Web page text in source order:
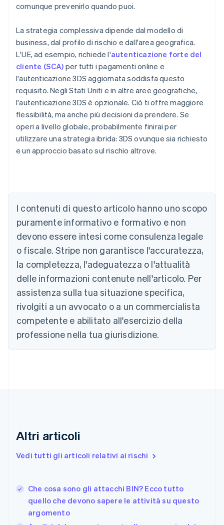
comunque prevenirlo quando puoi.
La strategia complessiva dipende dal modello di
business, dal profilo di rischio e dall'area geografica.
L'UE, ad esempio, richiede l'autenticazione forte del
cliente (SCA) per tutti i pagamenti online e
l'autenticazione 3DS aggiornata soddisfa questo
requisito. Negli Stati Uniti e in altre aree geografiche,
l'autenticazione 3DS è opzionale. Ciò ti offre maggiore
flessibilità, ma anche più decisioni da prendere. Se
operi a livello globale, probabilmente finirai per
utilizzare una strategia ibrida: 3DS ovunque sia richiesto
e un approccio basato sul rischio altrove.
I contenuti di questo articolo hanno uno scopo
puramente informativo e formativo e non
devono essere intesi come consulenza legale
o fiscale. Stripe non garantisce l'accuratezza,
la completezza, l'adeguatezza o l'attualità
delle informazioni contenute nell'articolo. Per
assistenza sulla tua situazione specifica,
rivolgiti a un avvocato o a un commercialista
competente e abilitato all'esercizio della
professione nella tua giurisdizione.
Altri articoli
Vedi tutti gli articoli relativi ai rischi
Che cosa sono gli attacchi BIN? Ecco tutto
quello che devono sapere le attività su questo
argomento
English
DeutschEnglish
Belgio
Nederlands Français English
Brasile
PortuguêsEnglish
Bulgaria
Canada
EnglishFrançais
Cina continentale
简体中文English
Cipro
Finlandia
Francia
DeutschEnglish
Giappone
日本語English